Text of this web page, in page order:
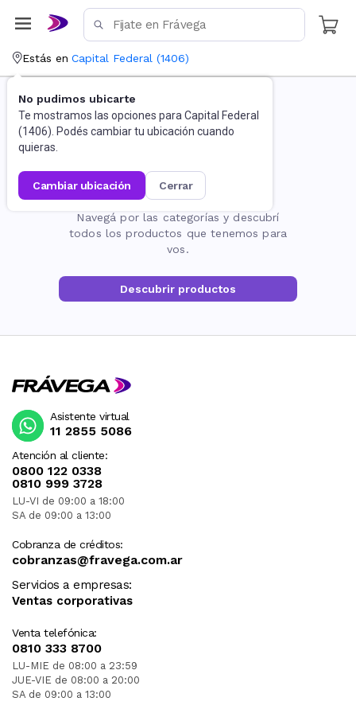
Estás en Capital Federal (1406)
No pudimos ubicarte
Te mostramos las opciones para Capital Federal
(1406). Podés cambiar tu ubicación cuando
quieras.
cambiar ubicación cerrar
La página no existe
Navegá por las categorías y descubrí
todos los productos que tenemos para
vos.
Descubrir productos
Atención al cliente:
0800 122 0338
0810 999 3728
LU-VI de 09:00 a 18:00
SA de 09:00 a 13:00
Cobranza de créditos:
cobranzas@fravega.com.ar
Servicios a empresas:
Ventas corporativas
Venta telefónica:
0810 333 8700
LU-MIE de 08:00 a 23:59
JUE-VIE de 08:00 a 20:00
SA de 09:00 a 13:00
Asistente virtual
11 2855 5086